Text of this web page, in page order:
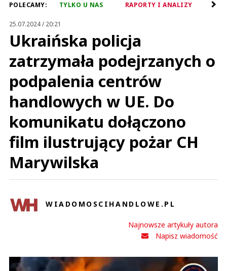
POLECAMY: TYLKO U NAS RAPORTY I ANALIZY
25.07.2024 / 20:21
Ukraińska policja
zatrzymała podejrzanych o
podpalenia centrów
handlowych w UE. Do
komunikatu dołączono
film ilustrujący pożar CH
Marywilska
WIADOMOSCIHANDLOWE.PL
Najnowsze artykuły autora
Napisz wiadomość